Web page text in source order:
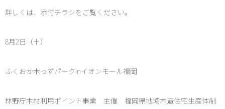
詳しくは、添付チラシをご覧ください。
8月2日（土）
ふくおか木っずパークinイオンモール福岡
林野庁木材利用ポイント事業 主催 福岡県地域木造住宅生産体制